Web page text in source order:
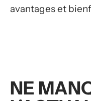
avantages et
NE